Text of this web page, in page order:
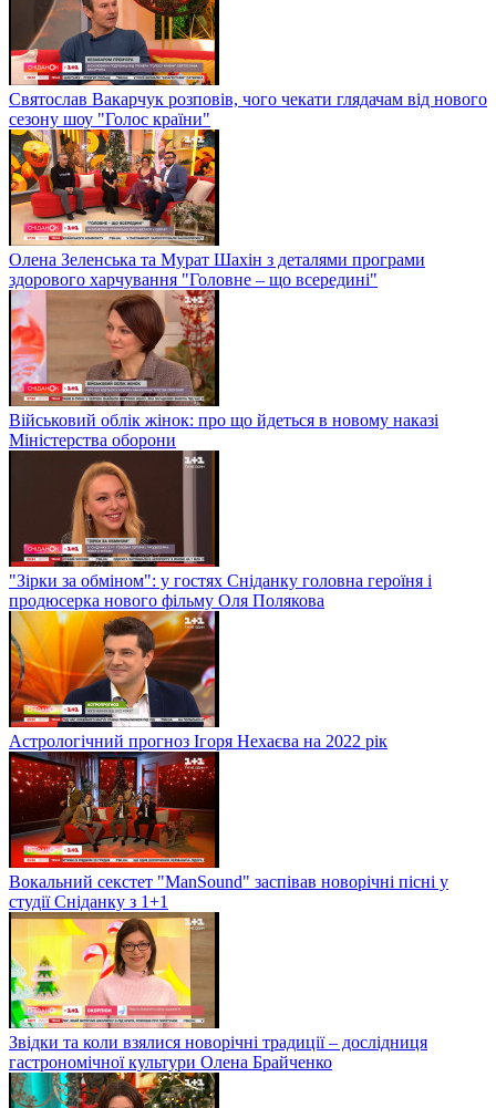
Святослав Вакарчук розповів, чого чекати глядачам від нового
сезону шоу "Голос країни"
Олена Зеленська та Мурат Шахін з деталями програми
здорового харчування "Головне – що всередині"
Військовий облік жінок: про що йдеться в новому наказі
Міністерства оборони
"Зірки за обміном": у гостях Сніданку головна героїня і
продюсерка нового фільму Оля Полякова
Астрологічний прогноз Ігоря Нехаєва на 2022 рік
Вокальний секстет "ManSound" заспівав новорічні пісні у
студії Сніданку з 1+1
Звідки та коли взялися новорічні традиції – дослідниця
гастрономічної культури Олена Брайченко